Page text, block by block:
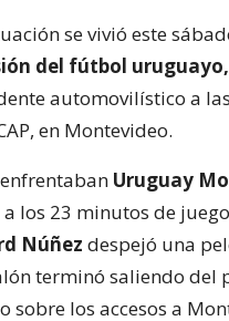
se vivió este
del fútbol uruguayo,
automovilístico a
en Montevideo.
Uruguay
a los 23 minutos de
Núñez despejó una
terminó saliendo del
sobre los accesos a